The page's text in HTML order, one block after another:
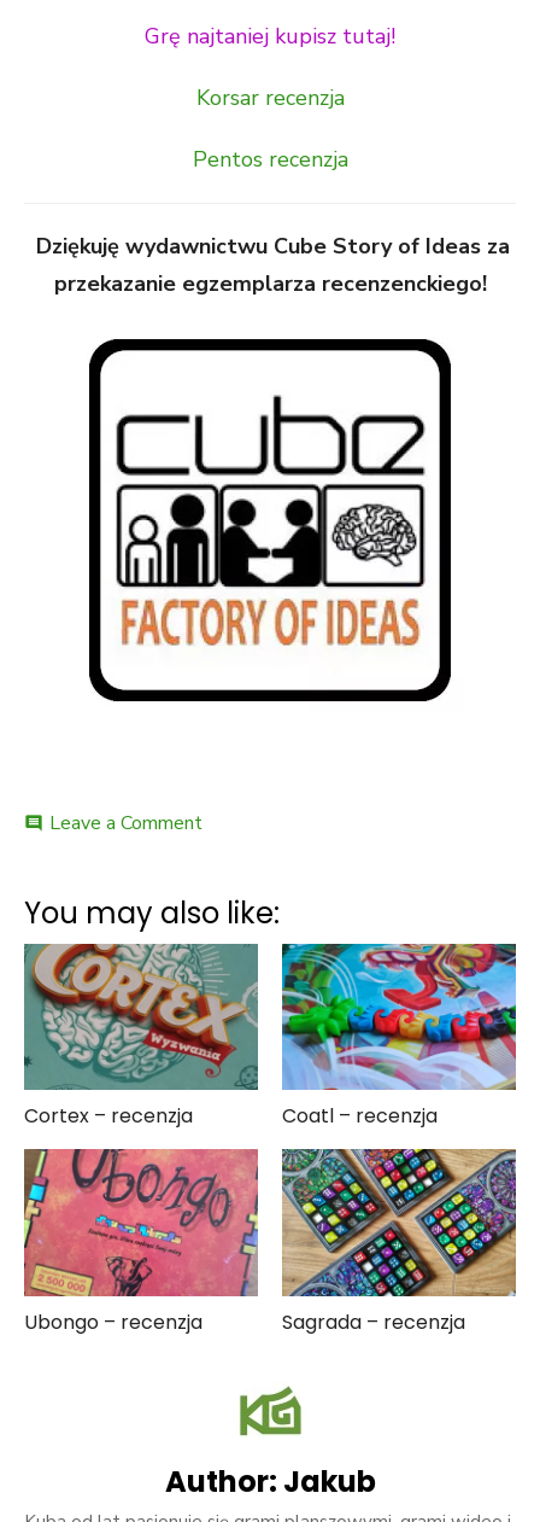
Grę najtaniej kupisz tutaj!
Korsar recenzja
Pentos recenzja
Dziękuję wydawnictwu Cube Story of Ideas za
przekazanie egzemplarza recenzenckiego!
comment Leave a Commenton
recenzja
You may also like:
Cortex – recenzja Coatl – recenzja
Ubongo – recenzja Sagrada – recenzja
Author: Jakub